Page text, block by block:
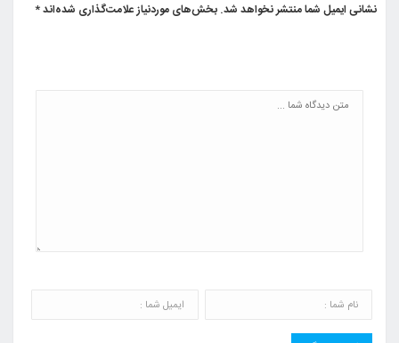
نشانی ایمیل شما منتشر نخواهد شد. بخش‌های موردنیاز علامت‌گذاری شده‌اند*